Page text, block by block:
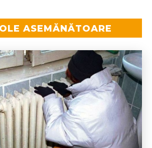
ASEMĂNĂTOARE